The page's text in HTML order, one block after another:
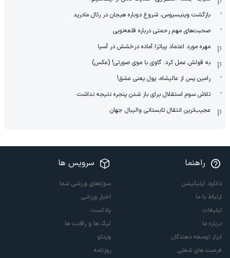
بازگشت وینیسیوس، شروع دوباره هیجان در رئال مادرید
صحبت‌های مهم رحمتی درباره قلعه‌نویی
مهره مورد اعتماد پیاتزا آماده درخشش در آسیا
به قولش عمل کرد: گاوی با موی صورتی! (عکس)
رامین پس از عالیشاه، پول یعنی عشق!
تلاش سوم استقلال برای باز شدن پنجره نتیجه نداشت
عجیب‌ترین انتقال تابستانی والیبال جهان
راهنما
دانلود اپلیکیشن
ارتباط با ما
تبلیغات
درباره ما
ابزار توسعه دهندگان
فرصت های شغلی
سرویس ها
سوژه‌های ورزشی شما
اخبار ورزشی
پادکست
لیگ ها و رقابت ها
ویدئو
روزنامه